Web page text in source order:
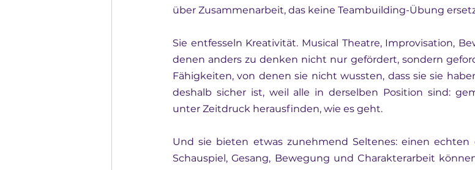
über Zusammenarbeit, das keine Teambuilding-Übung
Sie entfesseln Kreativität. Musical Theatre, Improvisation,
denen anders zu denken nicht nur gefördert, sondern
Fähigkeiten, von denen sie nicht wussten, dass sie sie
deshalb sicher ist, weil alle in derselben Position sind:
unter Zeitdruck herausfinden, wie es geht.
Und sie bieten etwas zunehmend Seltenes: einen echten
Schauspiel, Gesang, Bewegung und Charakterarbeit